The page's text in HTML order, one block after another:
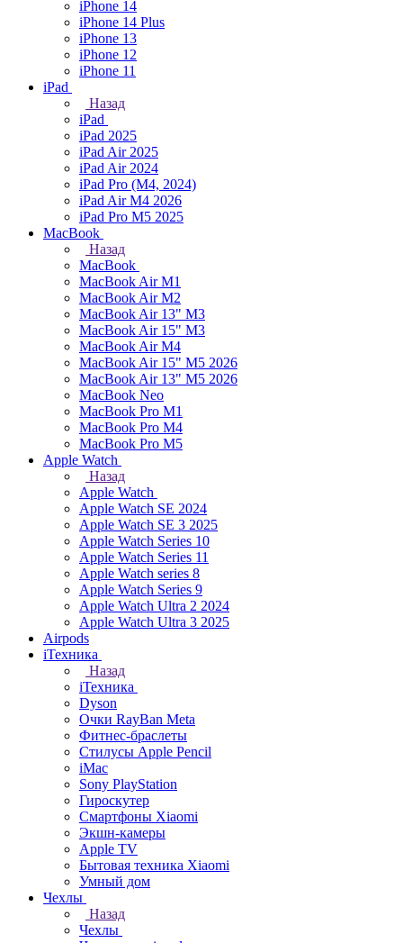
iPhone 14
iPhone 14 Plus
iPhone 13
iPhone 12
iPhone 11
iPad
Назад
iPad
iPad 2025
iPad Air 2025
iPad Air 2024
iPad Pro (M4, 2024)
iPad Air M4 2026
iPad Pro M5 2025
MacBook
Назад
MacBook
MacBook Air M1
MacBook Air M2
MacBook Air 13" M3
MacBook Air 15" M3
MacBook Air M4
MacBook Air 15" М5 2026
MacBook Air 13" М5 2026
MacBook Neo
MacBook Pro M1
MacBook Pro M4
MacBook Pro M5
Apple Watch
Назад
Apple Watch
Apple Watch SE 2024
Apple Watch SE 3 2025
Apple Watch Series 10
Apple Watch Series 11
Apple Watch series 8
Apple Watch Series 9
Apple Watch Ultra 2 2024
Apple Watch Ultra 3 2025
Airpods
iТехника
Назад
iТехника
Dyson
Очки RayBan Meta
Фитнес-браслеты
Стилусы Apple Pencil
iMac
Sony PlayStation
Гироскутер
Смартфоны Xiaomi
Экшн-камеры
Apple TV
Бытовая техника Xiaomi
Умный дом
Чехлы
Назад
Чехлы